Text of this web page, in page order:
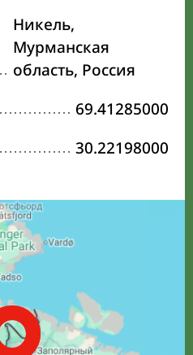
Никель,
Мурманская
область, Россия
69.41285000
30.22198000